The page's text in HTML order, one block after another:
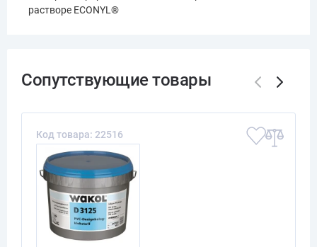
растворе ECONYL®
Код товара: 22516